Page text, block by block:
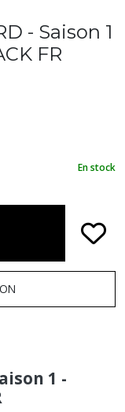
- Saison 1
FR
En stock
1 -